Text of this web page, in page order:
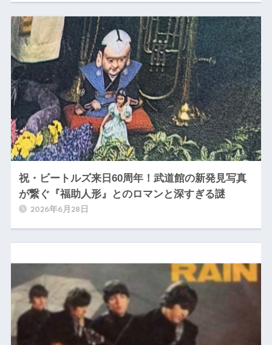
祝・ビートルズ来日60周年！武道館の新発見写真
が繋ぐ『福助人形』とのロマンと深すぎる謎
2026年6月28日